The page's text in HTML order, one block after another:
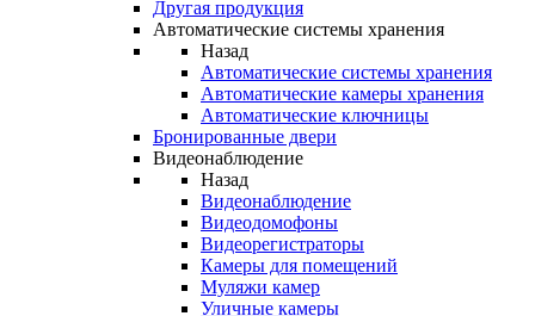
Другая продукция
Автоматические системы хранения
Назад
Автоматические системы хранения
Автоматические камеры хранения
Автоматические ключницы
Бронированные двери
Видеонаблюдение
Назад
Видеонаблюдение
Видеодомофоны
Видеорегистраторы
Камеры для помещений
Муляжи камер
Уличные камеры